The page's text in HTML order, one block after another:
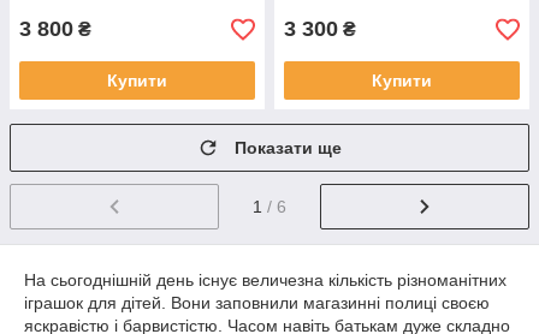
3 800 ₴
Купити
3 300 ₴
Купити
Показати ще
1 / 6
На сьогоднішній день існує величезна кількість різноманітних
іграшок для дітей. Вони заповнили магазинні полиці своєю
яскравістю і барвистістю. Часом навіть батькам дуже складно